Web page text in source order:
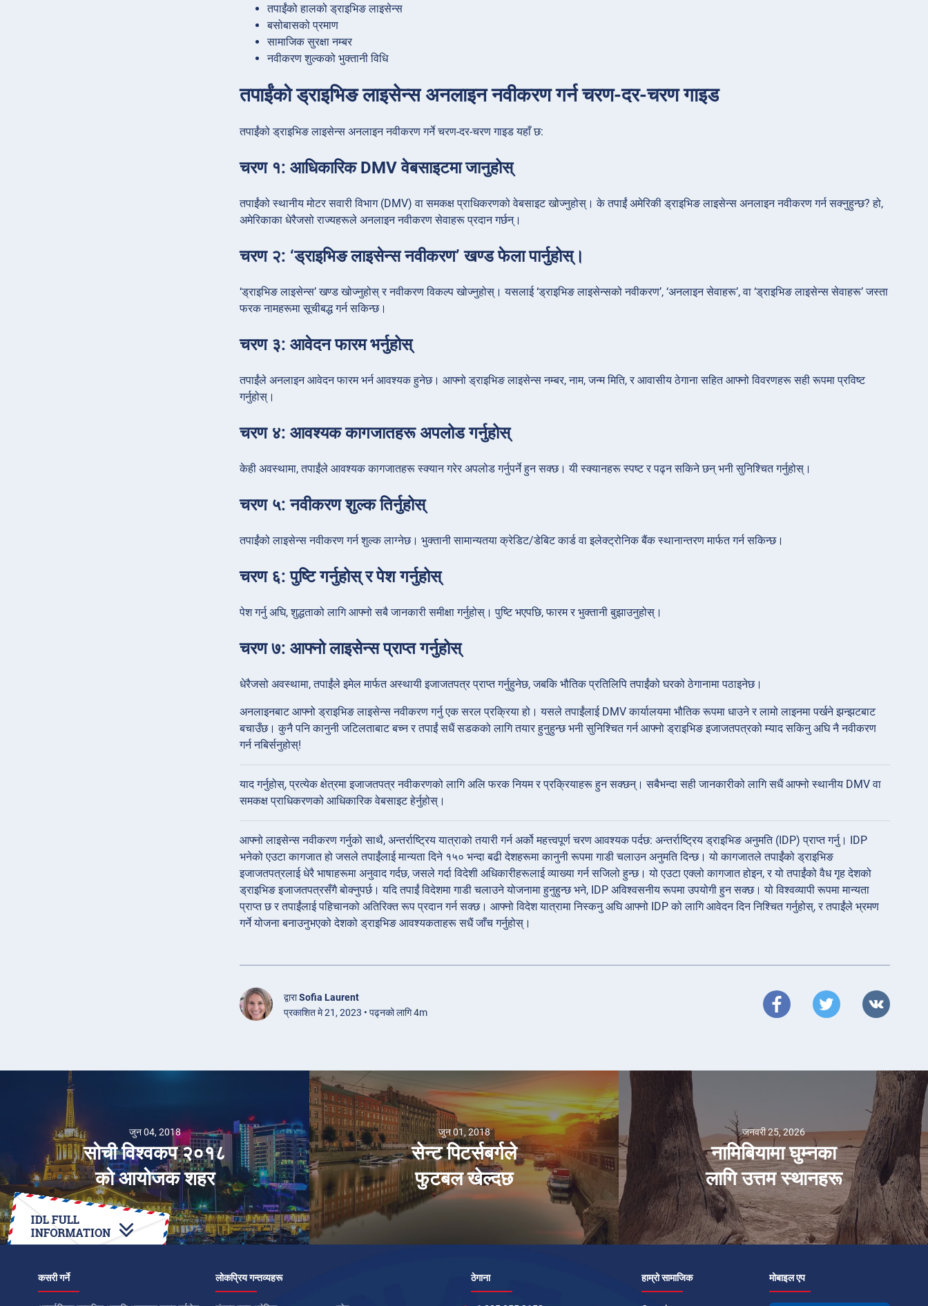
तपाईंको हालको ड्राइभिङ लाइसेन्स
बसोबासको प्रमाण
सामाजिक सुरक्षा नम्बर
नवीकरण शुल्कको भुक्तानी विधि
तपाईंको ड्राइभिङ लाइसेन्स अनलाइन नवीकरण गर्न चरण-दर-चरण गाइड
तपाईंको ड्राइभिङ लाइसेन्स अनलाइन नवीकरण गर्ने चरण-दर-चरण गाइड यहाँ छ:
चरण १: आधिकारिक DMV वेबसाइटमा जानुहोस्
तपाईंको स्थानीय मोटर सवारी विभाग (DMV) वा समकक्ष प्राधिकरणको वेबसाइट खोज्नुहोस्। के तपाईं अमेरिकी ड्राइभिङ लाइसेन्स अनलाइन नवीकरण गर्न सक्नुहुन्छ? हो,
अमेरिकाका धेरैजसो राज्यहरूले अनलाइन नवीकरण सेवाहरू प्रदान गर्छन्।
चरण २: ‘ड्राइभिङ लाइसेन्स नवीकरण’ खण्ड फेला पार्नुहोस्।
‘ड्राइभिङ लाइसेन्स’ खण्ड खोज्नुहोस् र नवीकरण विकल्प खोज्नुहोस्। यसलाई ‘ड्राइभिङ लाइसेन्सको नवीकरण’, ‘अनलाइन सेवाहरू’, वा ‘ड्राइभिङ लाइसेन्स सेवाहरू’ जस्ता
फरक नामहरूमा सूचीबद्ध गर्न सकिन्छ।
चरण ३: आवेदन फारम भर्नुहोस्
तपाईंले अनलाइन आवेदन फारम भर्न आवश्यक हुनेछ। आफ्नो ड्राइभिङ लाइसेन्स नम्बर, नाम, जन्म मिति, र आवासीय ठेगाना सहित आफ्नो विवरणहरू सही रूपमा प्रविष्ट
गर्नुहोस्।
चरण ४: आवश्यक कागजातहरू अपलोड गर्नुहोस्
केही अवस्थामा, तपाईंले आवश्यक कागजातहरू स्क्यान गरेर अपलोड गर्नुपर्ने हुन सक्छ। यी स्क्यानहरू स्पष्ट र पढ्न सकिने छन् भनी सुनिश्चित गर्नुहोस्।
चरण ५: नवीकरण शुल्क तिर्नुहोस्
तपाईंको लाइसेन्स नवीकरण गर्न शुल्क लाग्नेछ। भुक्तानी सामान्यतया क्रेडिट/डेबिट कार्ड वा इलेक्ट्रोनिक बैंक स्थानान्तरण मार्फत गर्न सकिन्छ।
चरण ६: पुष्टि गर्नुहोस् र पेश गर्नुहोस्
पेश गर्नु अघि, शुद्धताको लागि आफ्नो सबै जानकारी समीक्षा गर्नुहोस्। पुष्टि भएपछि, फारम र भुक्तानी बुझाउनुहोस्।
चरण ७: आफ्नो लाइसेन्स प्राप्त गर्नुहोस्
धेरैजसो अवस्थामा, तपाईंले इमेल मार्फत अस्थायी इजाजतपत्र प्राप्त गर्नुहुनेछ, जबकि भौतिक प्रतिलिपि तपाईंको घरको ठेगानामा पठाइनेछ।
अनलाइनबाट आफ्नो ड्राइभिङ लाइसेन्स नवीकरण गर्नु एक सरल प्रक्रिया हो। यसले तपाईंलाई DMV कार्यालयमा भौतिक रूपमा धाउने र लामो लाइनमा पर्खने झन्झटबाट
बचाउँछ। कुनै पनि कानुनी जटिलताबाट बच्न र तपाईं सधैं सडकको लागि तयार हुनुहुन्छ भनी सुनिश्चित गर्न आफ्नो ड्राइभिङ इजाजतपत्रको म्याद सकिनु अघि नै नवीकरण
गर्न नबिर्सनुहोस्!
याद गर्नुहोस्, प्रत्येक क्षेत्रमा इजाजतपत्र नवीकरणको लागि अलि फरक नियम र प्रक्रियाहरू हुन सक्छन्। सबैभन्दा सही जानकारीको लागि सधैं आफ्नो स्थानीय DMV वा
समकक्ष प्राधिकरणको आधिकारिक वेबसाइट हेर्नुहोस्।
आफ्नो लाइसेन्स नवीकरण गर्नुको साथै, अन्तर्राष्ट्रिय यात्राको तयारी गर्न अर्को महत्त्वपूर्ण चरण आवश्यक पर्दछ: अन्तर्राष्ट्रिय ड्राइभिङ अनुमति (IDP) प्राप्त गर्नु। IDP
भनेको एउटा कागजात हो जसले तपाईंलाई मान्यता दिने १५० भन्दा बढी देशहरूमा कानुनी रूपमा गाडी चलाउन अनुमति दिन्छ। यो कागजातले तपाईंको ड्राइभिङ
इजाजतपत्रलाई धेरै भाषाहरूमा अनुवाद गर्दछ, जसले गर्दा विदेशी अधिकारीहरूलाई व्याख्या गर्न सजिलो हुन्छ। यो एउटा एक्लो कागजात होइन, र यो तपाईंको वैध गृह देशको
ड्राइभिङ इजाजतपत्रसँगै बोक्नुपर्छ। यदि तपाईं विदेशमा गाडी चलाउने योजनामा हुनुहुन्छ भने, IDP अविश्वसनीय रूपमा उपयोगी हुन सक्छ। यो विश्वव्यापी रूपमा मान्यता
प्राप्त छ र तपाईंलाई पहिचानको अतिरिक्त रूप प्रदान गर्न सक्छ। आफ्नो विदेश यात्रामा निस्कनु अघि आफ्नो IDP को लागि आवेदन दिन निश्चित गर्नुहोस्, र तपाईंले भ्रमण
गर्ने योजना बनाउनुभएको देशको ड्राइभिङ आवश्यकताहरू सधैं जाँच गर्नुहोस्।
द्वाराSofia Laurent
प्रकाशित मे 21, 2023 • पढ्नको लागि 4m
जुन 04, 2018
सोची विश्वकप २०१८
को आयोजक शहर
जुन 01, 2018
सेन्ट पिटर्सबर्गले
फुटबल खेल्दछ
जनवरी 25, 2026
नामिबियामा घुम्नका
लागि उत्तम स्थानहरू
कसरी गर्ने लोकप्रिय गन्तव्यहरू ठेगाना हाम्रो सामाजिक मोबाइल एप